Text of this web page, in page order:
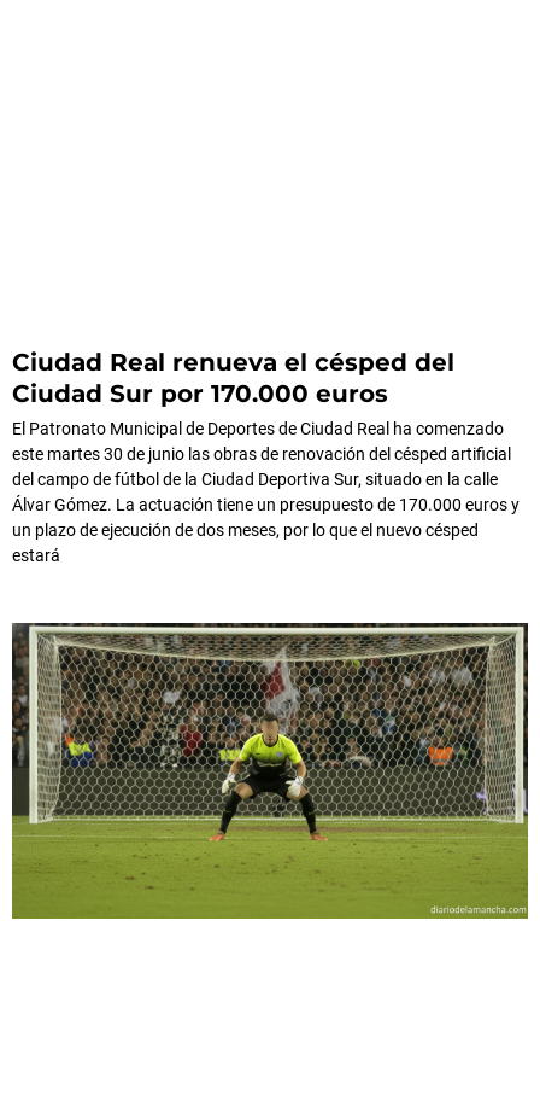
Ciudad Real renueva el césped del
Ciudad Sur por 170.000 euros
El Patronato Municipal de Deportes de Ciudad Real ha comenzado
este martes 30 de junio las obras de renovación del césped artificial
del campo de fútbol de la Ciudad Deportiva Sur, situado en la calle
Álvar Gómez. La actuación tiene un presupuesto de 170.000 euros y
un plazo de ejecución de dos meses, por lo que el nuevo césped
estará